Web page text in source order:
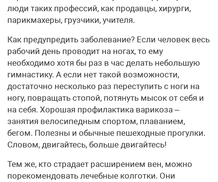
люди таких профессий, как продавцы, хирурги,
парикмахеры, грузчики, учителя.
Как предупредить заболевание? Если человек весь
рабочий день проводит на ногах, то ему
необходимо хотя бы раз в час делать небольшую
гимнастику. А если нет такой возможности,
достаточно несколько раз переступить с ноги на
ногу, повращать стопой, потянуть мысок от себя и
на себя. Хорошая профилактика варикоза –
занятия велосипедным спортом, плаванием,
бегом. Полезны и обычные пешеходные прогулки.
Словом, двигайтесь, больше двигайтесь!
Тем же, кто страдает расширением вен, можно
порекомендовать лечебные колготки. Они